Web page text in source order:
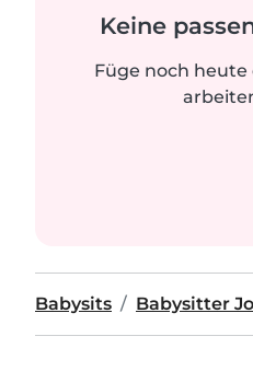
Keine
Füge noch
Babysits Babysitter